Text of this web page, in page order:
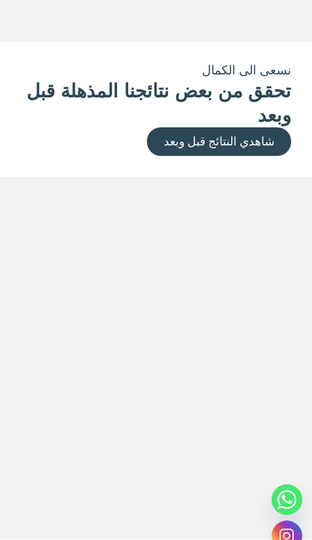
نسعى الى الكمال
تحقق من بعض نتائجنا المذهلة قبل
وبعد